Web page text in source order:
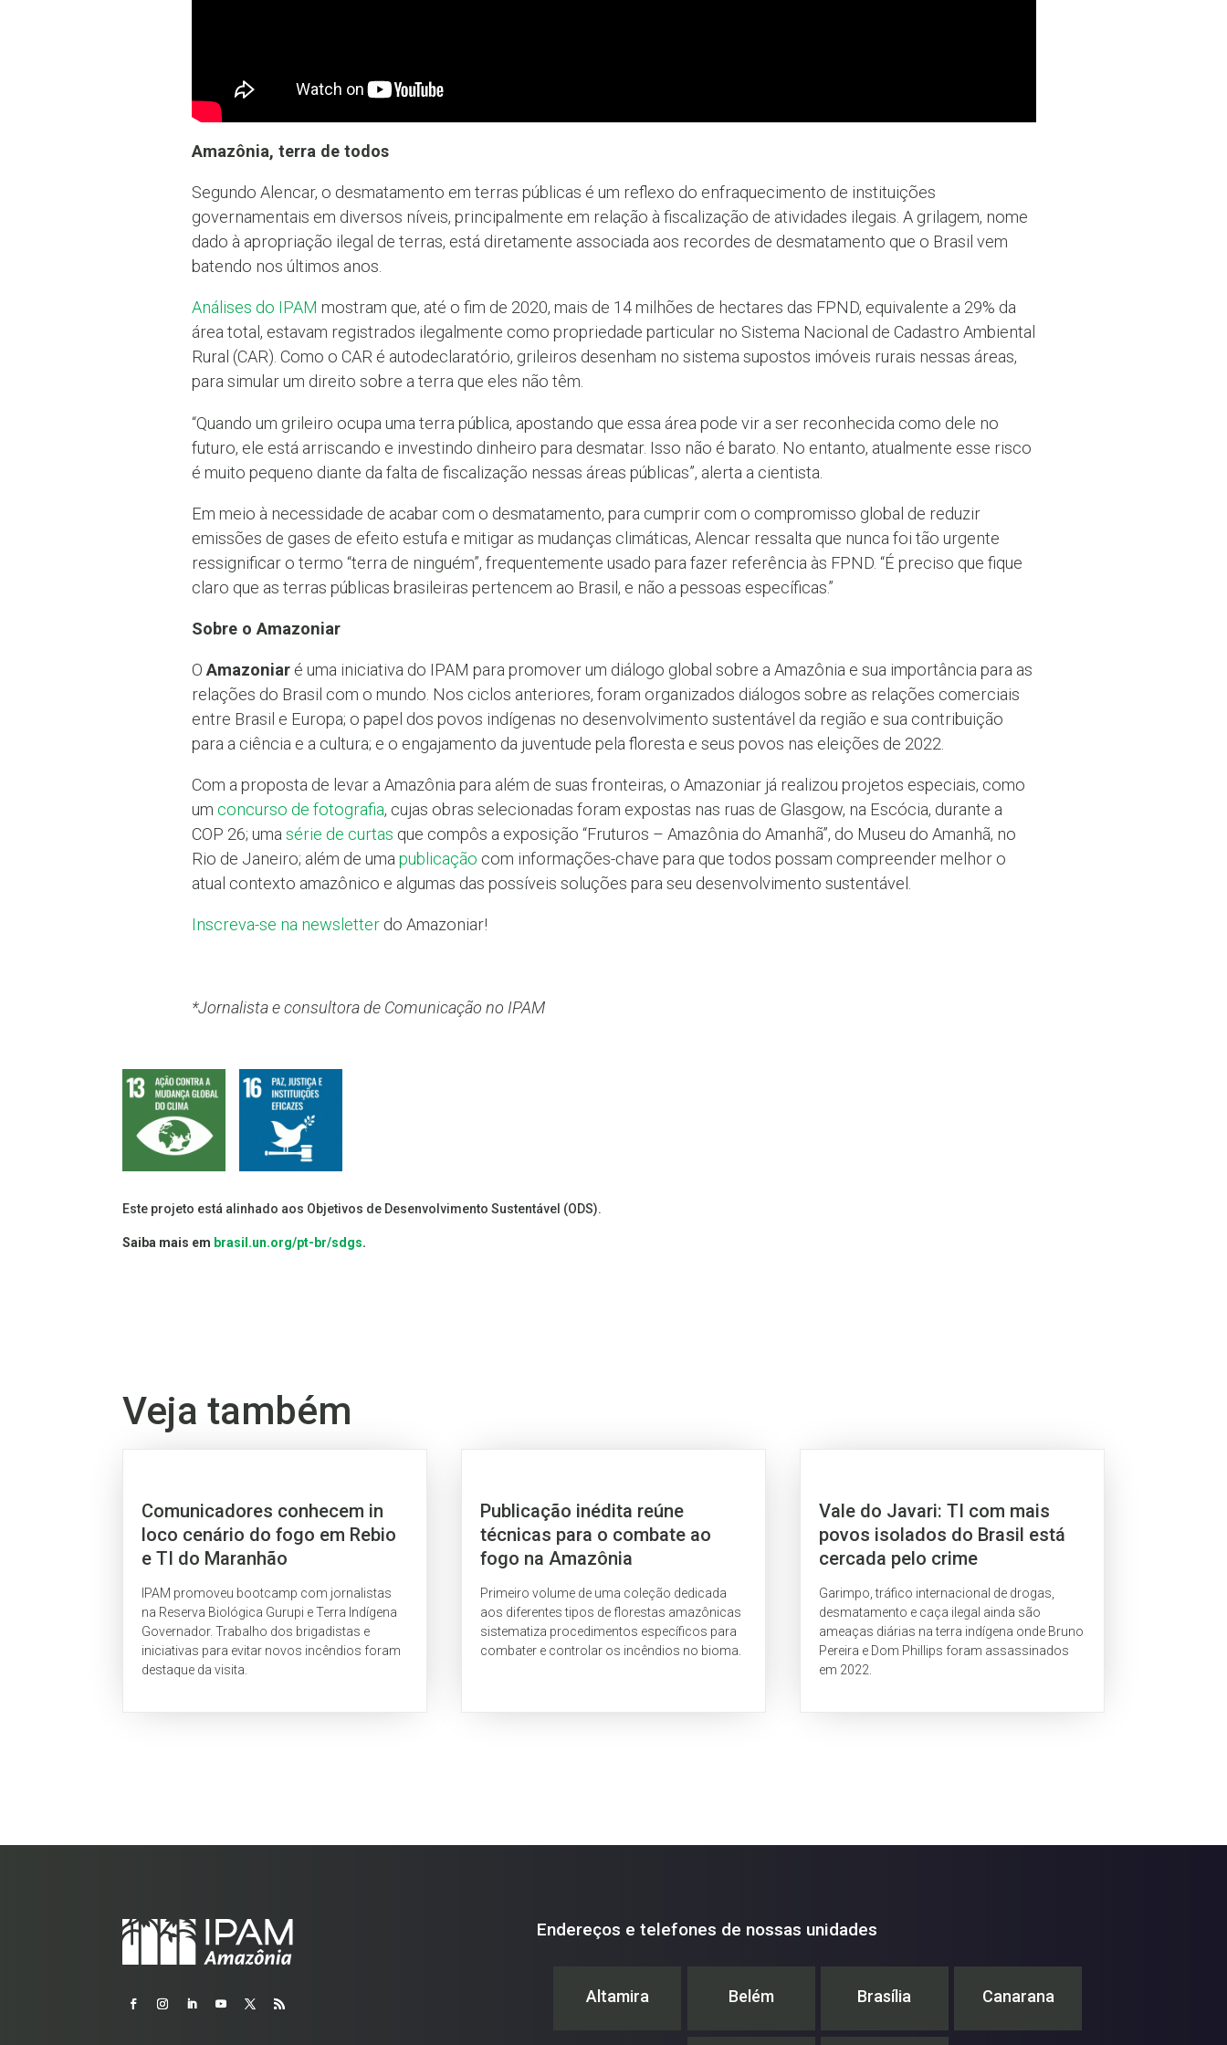
Amazônia, terra de todos
Segundo Alencar, o desmatamento em terras públicas é um reflexo do enfraquecimento de instituições
governamentais em diversos níveis, principalmente em relação à fiscalização de atividades ilegais. A grilagem, nome
dado à apropriação ilegal de terras, está diretamente associada aos recordes de desmatamento que o Brasil vem
batendo nos últimos anos.
Análises do IPAM mostram que, até o fim de 2020, mais de 14 milhões de hectares das FPND, equivalente a 29% da
área total, estavam registrados ilegalmente como propriedade particular no Sistema Nacional de Cadastro Ambiental
Rural (CAR). Como o CAR é autodeclaratório, grileiros desenham no sistema supostos imóveis rurais nessas áreas,
para simular um direito sobre a terra que eles não têm.
“Quando um grileiro ocupa uma terra pública, apostando que essa área pode vir a ser reconhecida como dele no
futuro, ele está arriscando e investindo dinheiro para desmatar. Isso não é barato. No entanto, atualmente esse risco
é muito pequeno diante da falta de fiscalização nessas áreas públicas”, alerta a cientista.
Em meio à necessidade de acabar com o desmatamento, para cumprir com o compromisso global de reduzir
emissões de gases de efeito estufa e mitigar as mudanças climáticas, Alencar ressalta que nunca foi tão urgente
ressignificar o termo “terra de ninguém”, frequentemente usado para fazer referência às FPND. “É preciso que fique
claro que as terras públicas brasileiras pertencem ao Brasil, e não a pessoas específicas.”
Sobre o Amazoniar
O Amazoniaré uma iniciativa do IPAM para promover um diálogo global sobre a Amazônia e sua importância para as
relações do Brasil com o mundo. Nos ciclos anteriores, foram organizados diálogos sobre as relações comerciais
entre Brasil e Europa; o papel dos povos indígenas no desenvolvimento sustentável da região e sua contribuição
para a ciência e a cultura; e o engajamento da juventude pela floresta e seus povos nas eleições de 2022.
Com a proposta de levar a Amazônia para além de suas fronteiras, o Amazoniar já realizou projetos especiais, como
um concurso de fotografia, cujas obras selecionadas foram expostas nas ruas de Glasgow, na Escócia, durante a
COP 26; umasérie de curtas que compôs a exposição “Fruturos – Amazônia do Amanhã”, do Museu do Amanhã, no
Rio de Janeiro; além de umapublicação com informações-chave para que todos possam compreender melhor o
atual contexto amazônico e algumas das possíveis soluções para seu desenvolvimento sustentável.
Inscreva-se na newsletterdo Amazoniar!
*Jornalista e consultora de Comunicação no IPAM
Este projeto está alinhado aos Objetivos de Desenvolvimento Sustentável (ODS).
Saiba mais em brasil.un.org/pt-br/sdgs.
Veja também
Comunicadores conhecem in
loco cenário do fogo em Rebio
e TI do Maranhão
IPAM promoveu bootcamp com jornalistas
na Reserva Biológica Gurupi e Terra Indígena
Governador. Trabalho dos brigadistas e
iniciativas para evitar novos incêndios foram
destaque da visita.
Publicação inédita reúne
técnicas para o combate ao
fogo na Amazônia
Primeiro volume de uma coleção dedicada
aos diferentes tipos de florestas amazônicas
sistematiza procedimentos específicos para
combater e controlar os incêndios no bioma.
Vale do Javari: TI com mais
povos isolados do Brasil está
cercada pelo crime
Garimpo, tráfico internacional de drogas,
desmatamento e caça ilegal ainda são
ameaças diárias na terra indígena onde Bruno
Pereira e Dom Phillips foram assassinados
em 2022.
Endereços e telefones de nossas unidades
Altamira Belém Brasília Canarana